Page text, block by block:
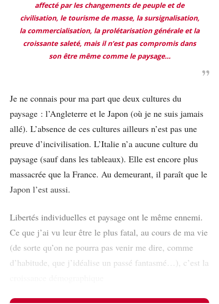
affecté par les changements de peuple et de
civilisation, le tourisme de masse, la sursignalisation,
la commercialisation, la prolétarisation générale et la
croissante saleté, mais il n’est pas compromis dans
son être même comme le paysage…
Je ne connais pour ma part que deux cultures du
paysage : l’Angleterre et le Japon (où je ne suis jamais
allé). L’absence de ces cultures ailleurs n’est pas une
preuve d’incivilisation. L’Italie n’a aucune culture du
paysage (sauf dans les tableaux). Elle est encore plus
massacrée que la France. Au demeurant, il paraît que le
Japon l’est aussi.
Libertés individuelles et paysage ont le même ennemi.
Ce que j’ai vu leur être le plus fatal, au cours de ma vie
(de sorte qu’on ne pourra pas venir me dire, comme
d’habitude, que j’idéalise un passé fantasmé…), c’est la